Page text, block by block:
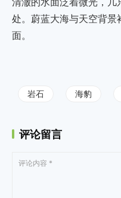
处。蔚蓝大海与天空背
面。
岩石 海豹
评论留言